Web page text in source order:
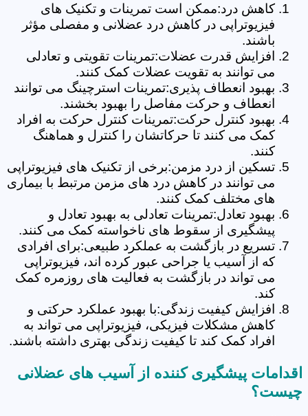
کاهش درد:ممکن است تمرینات و تکنیک های
فیزیوتراپی در کاهش درد عضلانی و مفصلی مؤثر
باشند.
افزایش قدرت عضلات:تمرینات تقویتی و تعادلی
می توانند به تقویت عضلات کمک کنند.
بهبود انعطاف پذیری:تمرینات استرچینگ می توانند
انعطاف و حرکت مفاصل را بهبود بخشند.
بهبود کنترل حرکت:تمرینات کنترل حرکت به افراد
کمک می کنند تا حرکاتشان را کنترل و هماهنگ
کنند.
تسکین از درد مزمن:برخی از تکنیک های فیزیوتراپی
می توانند در کاهش درد های مزمن مرتبط با بیماری
های مختلف کمک کنند.
بهبود تعادل:تمرینات تعادلی به بهبود تعادل و
پیشگیری از سقوط های ناخواسته کمک می کنند.
تسریع در بازگشت به عملکرد طبیعی:برای افرادی
که از آسیب یا جراحی عبور کرده اند، فیزیوتراپی
می تواند در بازگشت به فعالیت های روزمره کمک
کند.
افزایش کیفیت زندگی:با بهبود عملکرد حرکتی و
کاهش مشکلات فیزیکی، فیزیوتراپی می تواند به
افراد کمک کند تا کیفیت زندگی بهتری داشته باشند.
اقدامات پیشگیری کننده از آسیب های عضلانی
چیست؟